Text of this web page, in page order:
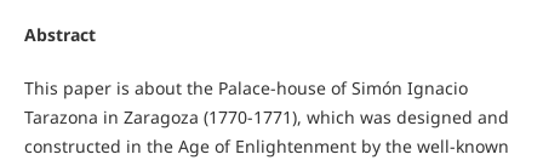
Abstract
This paper is about the Palace-house of Simón Ignacio
Tarazona in Zaragoza (1770-1771), which was designed and
constructed in the Age of Enlightenment by the well-known